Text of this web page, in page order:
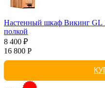
Настенный шкаф Викинг GL
полкой
8 400 ₽
16 800 Р